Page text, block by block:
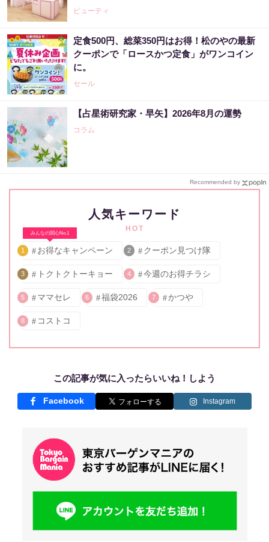
ビューティ
定食500円、総菜350円はお得！松のやの最新
クーポンで「ロースかつ定食」がワンコイン
に。
セール
【占星術研究家・早矢】2026年8月の運勢
コラム
Recommended by
人気キーワード
HOT
みんなの関心No.1
1 お得なキャンペーン 2 クーポン見つけ隊
3 トクトクトーキョー 4 今週のお得チラシ
5 ママセレ 6 福袋2026 7 かつや
8 コストコ
この記事が気に入ったらいいね！しよう
Facebook Instagram